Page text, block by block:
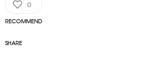
0
RECOMMEND
SHARE